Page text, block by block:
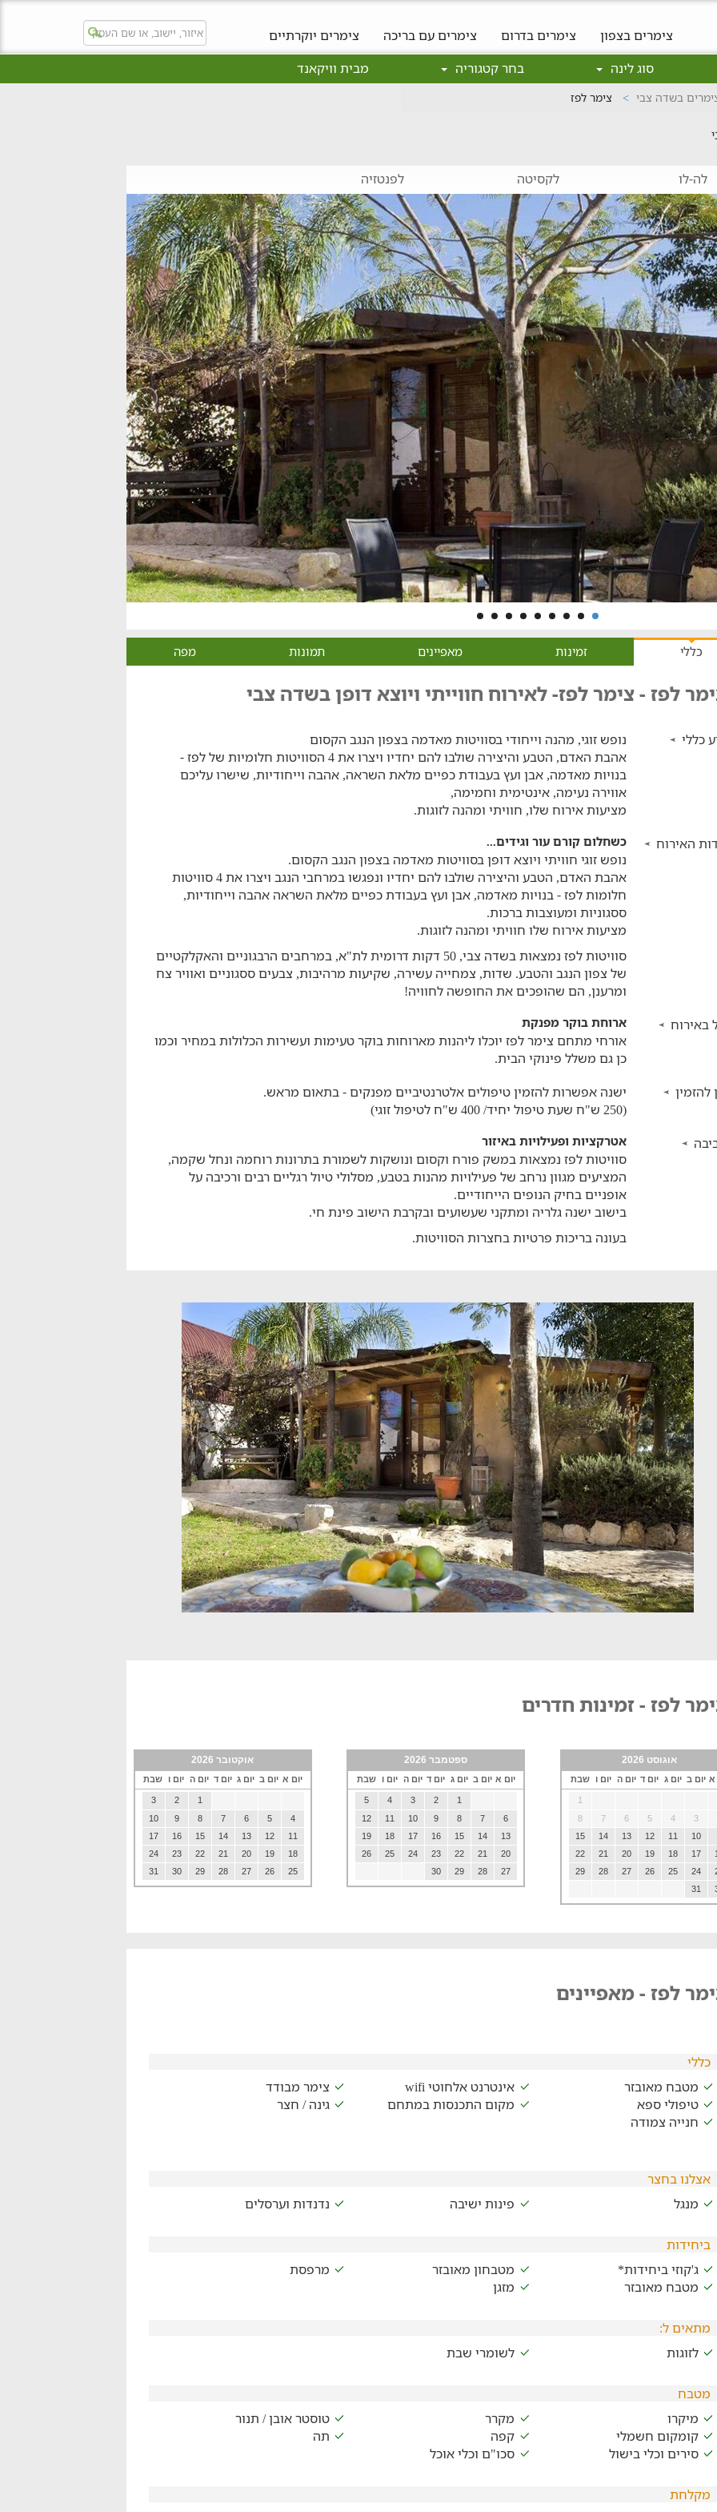
צימרים בצפון צימרים בדרום צימרים עם בריכה
צימרים יוקרתיים
סוג לינה בחר קטגוריה מבית וויקאנד
בשדה צבי צימר לפז
לה-לו לקסיטה לפנטזיה
כללי זמינות מאפיינים תמונות מפה
לפז - צימר לפז- לאירוח חווייתי ויוצא דופן בשדה צבי
כללי
נופש זוגי, מהנה וייחודי בסוויטות מאדמה בצפון הנגב הקסום
אהבת האדם, הטבע והיצירה שולבו להם יחדיו ויצרו את 4 הסוויטות חלומיות של לפז -
בנויות מאדמה, אבן ועץ בעבודת כפיים מלאת השראה, אהבה וייחודיות, שישרו עליכם
אווירה נעימה, אינטימית וחמימה,
מציעות אירוח שלו, חוויתי ומהנה לזוגות.
האירוח
כשחלום קורם עור וגידים...
נופש זוגי חוויתי ויוצא דופן בסוויטות מאדמה בצפון הנגב הקסום.
אהבת האדם, הטבע והיצירה שולבו להם יחדיו ונפגשו במרחבי הנגב ויצרו את 4 סוויטות
חלומות לפז - בנויות מאדמה, אבן ועץ בעבודת כפיים מלאת השראה אהבה וייחודיות,
ססגוניות ומעוצבות ברכות.
מציעות אירוח שלו חוויתי ומהנה לזוגות.
סוויטות לפז נמצאות בשדה צבי, 50 דקות דרומית לת"א, במרחבים הרבגוניים והאקלקטיים
של צפון הנגב והטבע. שדות, צמחייה עשירה, שקיעות מרהיבות, צבעים ססגוניים ואוויר צח
ומרענן, הם שהופכים את החופשה לחוויה!
באירוח
ארוחת בוקר מפנקת
אורחי מתחם צימר לפז יוכלו ליהנות מארוחות בוקר טעימות ועשירות הכלולות במחיר וכמו
כן גם משלל פינוקי הבית.
להזמין
ישנה אפשרות להזמין טיפולים אלטרנטיביים מפנקים - בתאום מראש.
(250 ש"ח שעת טיפול יחיד/ 400 ש"ח לטיפול זוגי)
אטרקציות ופעילויות באיזור
סוויטות לפז נמצאות במשק פורח וקסום ונושקות לשמורת בתרונות רוחמה ונחל שקמה,
המציעים מגוון נרחב של פעילויות מהנות בטבע, מסלולי טיול רגליים רבים ורכיבה על
אופניים בחיק הנופים הייחודיים.
בישוב ישנה גלריה ומתקני שעשועים ובקרבת הישוב פינת חי.
בעונה בריכות פרטיות בחצרות הסוויטות.
לפז - זמינות חדרים
אוגוסט 2026
א יום ב יום ג יום ד יום ה יום ו שבת
1
3
4
5
6
7
8
10
11
12
13
14
15
17
18
19
20
21
22
24
25
26
27
28
29
31
ספטמבר 2026
יום א יום ב יום ג יום ד יום ה יום ו שבת
1
2
3
4
5
6
7
8
9
10
11
12
13
14
15
16
17
18
19
20
21
22
23
24
25
26
27
28
29
30
אוקטובר 2026
יום א יום ב יום ג יום ד יום ה יום ו שבת
1
2
3
4
5
6
7
8
9
10
11
12
13
14
15
16
17
18
19
20
21
22
23
24
25
26
27
28
29
30
31
לפז - מאפיינים
כללי
מטבח מאובזר
אינטרנט אלחוטי wifi
צימר מבודד
טיפולי ספא
מקום התכנסות במתחם
גינה / חצר
חנייה צמודה
אצלנו בחצר
מנגל
פינות ישיבה נדנדות וערסלים
ביחידות
ג'קוזי ביחידות*
מטבחון מאובזר
מרפסת
מטבח מאובזר
מזגן
מתאים ל:
לזוגות
לשומרי שבת
מטבח
מיקרו
מקרר
טוסטר אובן / תנור
קומקום חשמלי
קפה
תה
סירים וכלי בישול
סכו"ם וכלי אוכל
מקלחת